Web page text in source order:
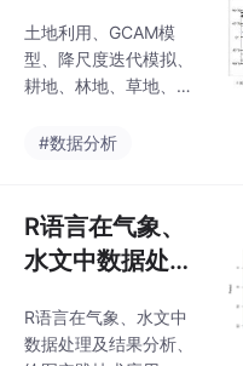
速、远程、定量探测技
术，已在矿物填图、土
壤质量参数评估、植
测等领域取得了突出的
了不可估量的应用潜
力。高光谱技术可以在
据集（2020-21
00）【耕地、林
乡、工矿、居民
地、水体】
土地利用、GCAM模
型、降尺度迭代模拟、
耕地、林地、草地、城
未利用地和水体
#数据分析
R语言在气象、
水文中数据处理
图实践技术应用
R语言在气象、水文中
数据处理及结果分析、